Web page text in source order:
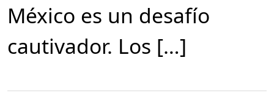
México es un desafío
cautivador. Los […]